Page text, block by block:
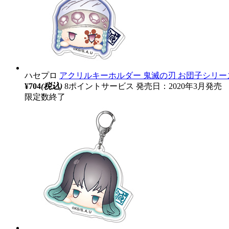
ハセプロ アクリルキーホルダー 鬼滅の刃 お団子シリー
¥704(税込) 8ポイントサービス 発売日：2020年3月発売
限定数終了